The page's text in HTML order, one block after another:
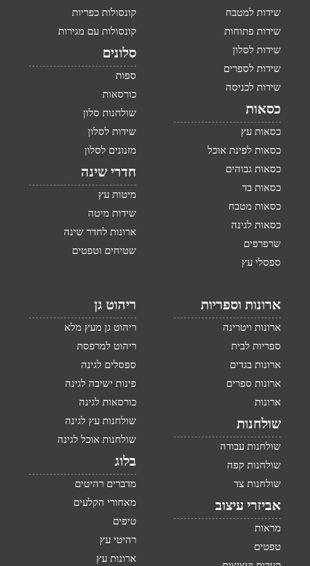
שידות למטבח
שידות פתוחות
שידות לסלון
שידות לספרים
שידות לכניסה
כסאות
כסאות עץ
כסאות לפינת אוכל
כסאות גבוהים
כסאות בד
כסאות מטבח
כסאות לגינה
שרפרפים
ספסלי עץ
קונסולות כפריות
קונסולות עם מגירות
סלונים
ספות
כורסאות
שולחנות סלון
שידות לסלון
מזנונים לסלון
חדרי שינה
מיטות עץ
שידות מיטה
ארונות לחדר שינה
שטיחים וטפטים
ארונות וספריות
ארונות ויטרינה
ספריות לבית
ארונות בגדים
ארונות ספרים
ארונות
שולחנות
שולחנות עבודה
שולחנות קפה
שולחנות צד
אביזרי עיצוב
מראות
טפטים
ריהוט גן
ריהוט גן מעץ מלא
ריהוט למרפסת
ספסלים לגינה
פינות ישיבה לגינה
כורסאות לגינה
שולחנות עץ לגינה
שולחנות אוכל לגינה
בלוג
מדברים רהיטים
מאחורי הקלעים
טיפים
רהיטי עץ
ארונות עץ